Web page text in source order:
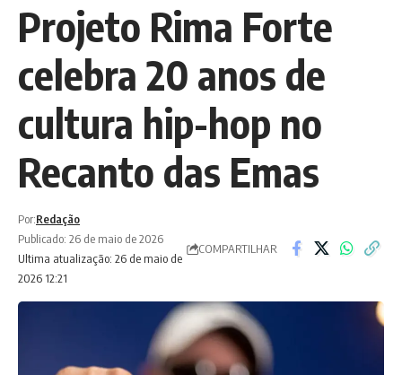
Projeto Rima Forte
celebra 20 anos de
cultura hip-hop no
Recanto das Emas
Ultima atualização: 26 de maio de
2026 12:21
Por:Redação
Publicado: 26 de maio de 2026
COMPARTILHAR